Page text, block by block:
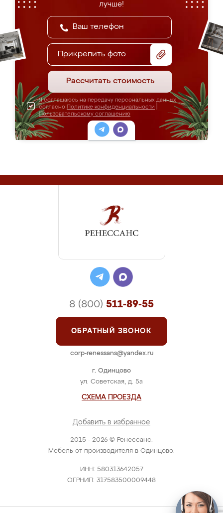
лучше!
Прикрепить фото
Рассчитать стоимость
Я соглашаюсь на передачу персональных данных
согласно Политике конфиденциальности
Пользовательскому соглашению
2015 - 2026 © Ренессанс.
Мебель от производителя в Одинцово.
ИНН: 580313642057
ОГРНИП: 317583500009448
г. Одинцово
ул. Советская, д. 5а
СХЕМА ПРОЕЗДА
Добавить в избранное
8 (800) 511-89-55
ОБРАТНЫЙ ЗВОНОК
corp-renessans@yandex.ru